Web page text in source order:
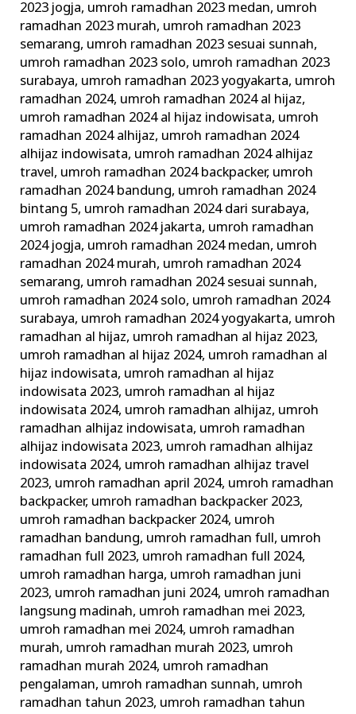
2023 jogja, umroh ramadhan 2023 medan, umroh
ramadhan 2023 murah, umroh ramadhan 2023
semarang, umroh ramadhan 2023 sesuai sunnah,
umroh ramadhan 2023 solo, umroh ramadhan 2023
surabaya, umroh ramadhan 2023 yogyakarta, umroh
ramadhan 2024, umroh ramadhan 2024 al hijaz,
umroh ramadhan 2024 al hijaz indowisata, umroh
ramadhan 2024 alhijaz, umroh ramadhan 2024
alhijaz indowisata, umroh ramadhan 2024 alhijaz
travel, umroh ramadhan 2024 backpacker, umroh
ramadhan 2024 bandung, umroh ramadhan 2024
bintang 5, umroh ramadhan 2024 dari surabaya,
umroh ramadhan 2024 jakarta, umroh ramadhan
2024 jogja, umroh ramadhan 2024 medan, umroh
ramadhan 2024 murah, umroh ramadhan 2024
semarang, umroh ramadhan 2024 sesuai sunnah,
umroh ramadhan 2024 solo, umroh ramadhan 2024
surabaya, umroh ramadhan 2024 yogyakarta, umroh
ramadhan al hijaz, umroh ramadhan al hijaz 2023,
umroh ramadhan al hijaz 2024, umroh ramadhan al
hijaz indowisata, umroh ramadhan al hijaz
indowisata 2023, umroh ramadhan al hijaz
indowisata 2024, umroh ramadhan alhijaz, umroh
ramadhan alhijaz indowisata, umroh ramadhan
alhijaz indowisata 2023, umroh ramadhan alhijaz
indowisata 2024, umroh ramadhan alhijaz travel
2023, umroh ramadhan april 2024, umroh ramadhan
backpacker, umroh ramadhan backpacker 2023,
umroh ramadhan backpacker 2024, umroh
ramadhan bandung, umroh ramadhan full, umroh
ramadhan full 2023, umroh ramadhan full 2024,
umroh ramadhan harga, umroh ramadhan juni
2023, umroh ramadhan juni 2024, umroh ramadhan
langsung madinah, umroh ramadhan mei 2023,
umroh ramadhan mei 2024, umroh ramadhan
murah, umroh ramadhan murah 2023, umroh
ramadhan murah 2024, umroh ramadhan
pengalaman, umroh ramadhan sunnah, umroh
ramadhan tahun 2023, umroh ramadhan tahun